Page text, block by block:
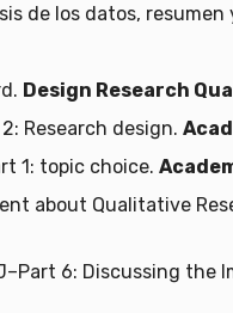
de los datos, resumen
Design Research
Research design.
1: topic choice.
about Qualitative
6: Discussing the